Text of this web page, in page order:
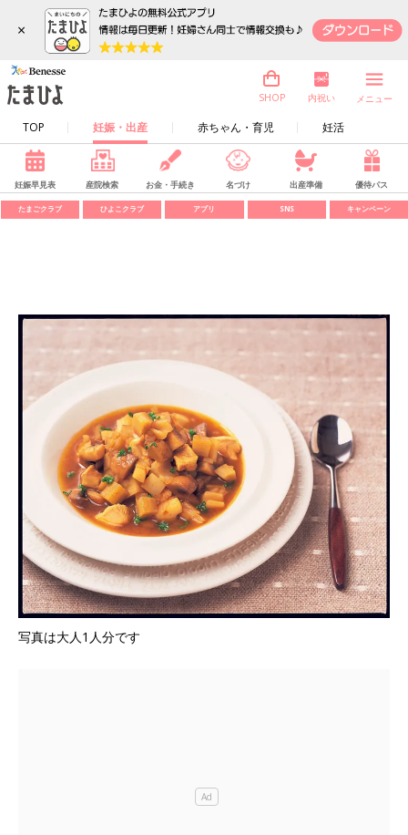
×
TOP 妊娠・出産 赤ちゃん・育児 妊活
SHOP 内祝い メニュー
妊娠早見表 産院検索 お金・手続き 名づけ 出産準備 優待パス
たまごクラブ ひよこクラブ アプリ SNS キャンペーン
写真は大人1人分です